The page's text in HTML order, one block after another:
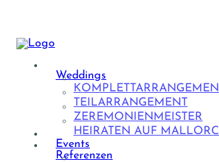
Weddings
KOMPLETTARRANGEMENT
TEILARRANGEMENT
ZEREMONIENMEISTER
HEIRATEN AUF
Events
Referenzen